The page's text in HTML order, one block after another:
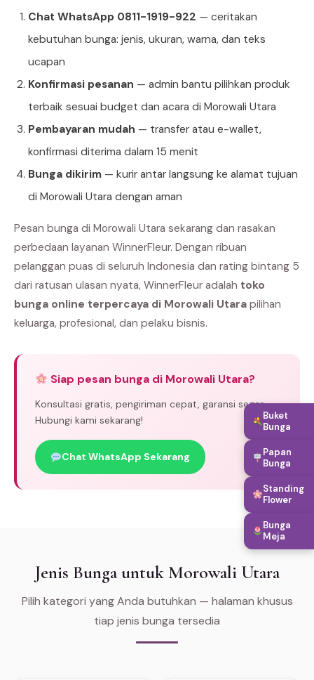
Chat WhatsApp 0811-1919-922 — ceritakan
kebutuhan bunga: jenis, ukuran, warna, dan teks
ucapan
Konfirmasi pesanan — admin bantu pilihkan produk
terbaik sesuai budget dan acara di Morowali Utara
Pembayaran mudah — transfer atau e-wallet,
konfirmasi diterima dalam 15 menit
Bunga dikirim — kurir antar langsung ke alamat tujuan
di Morowali Utara dengan aman
Pesan bunga di Morowali Utara sekarang dan rasakan
perbedaan layanan WinnerFleur. Dengan ribuan
pelanggan puas di seluruh Indonesia dan rating bintang 5
dari ratusan ulasan nyata, WinnerFleur adalah toko
bunga online terpercaya di Morowali Utara pilihan
keluarga, profesional, dan pelaku bisnis.
Siap pesan bunga di Morowali Utara?
Konsultasi gratis, pengiriman cepat, garansi segar.
Hubungi kami sekarang!
Chat WhatsApp Sekarang
Jenis Bunga untuk Morowali Utara
Pilih kategori yang Anda butuhkan — halaman khusus
tiap jenis bunga tersedia
Buket
Bunga
Papan
Bunga
Standing
Flower
Bunga
Meja